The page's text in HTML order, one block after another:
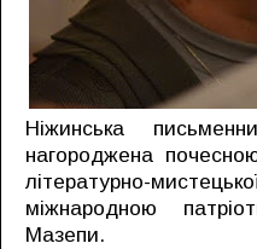
Ніжинська
нагороджена
літературно-
міжнародною
Мазепи.